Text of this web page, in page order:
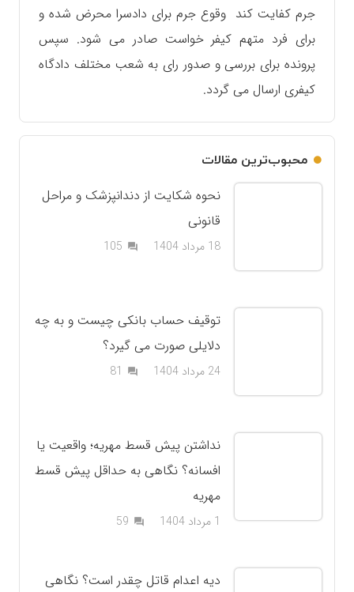
جرم کفایت کند وقوع جرم برای دادسرا محرض شده و
برای فرد متهم کیفر خواست صادر می شود. سپس
پرونده برای بررسی و صدور رای به شعب مختلف دادگاه
کیفری ارسال می گردد.
محبوب‌ترین مقالات
نحوه شکایت از دندانپزشک و مراحل
قانونی
18 مرداد 1404 question_answer
105دیدگاه
توقیف حساب بانکی چیست و به چه
دلایلی صورت می گیرد؟
24 مرداد 1404 question_answer
81دیدگاه
نداشتن پیش قسط مهریه؛ واقعیت یا
افسانه؟ نگاهی به حداقل پیش قسط
مهریه
1 مرداد 1404 question_answer
59دیدگاه
دیه اعدام قاتل چقدر است؟ نگاهی